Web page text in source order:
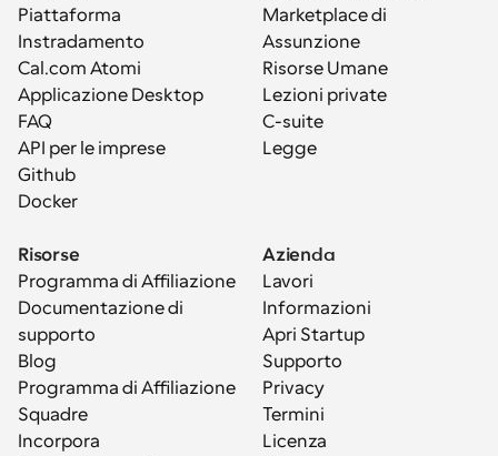
Piattaforma
Instradamento
Cal.com Atomi
Applicazione Desktop
FAQ
API per le imprese
Github
Docker
Marketplace di
Assunzione
Risorse Umane
Lezioni private
C-suite
Legge
Risorse
Programma di Affiliazione
Documentazione di
supporto
Blog
Programma di Affiliazione
Squadre
Incorpora
Azienda
Lavori
Informazioni
Apri Startup
Supporto
Privacy
Termini
Licenza